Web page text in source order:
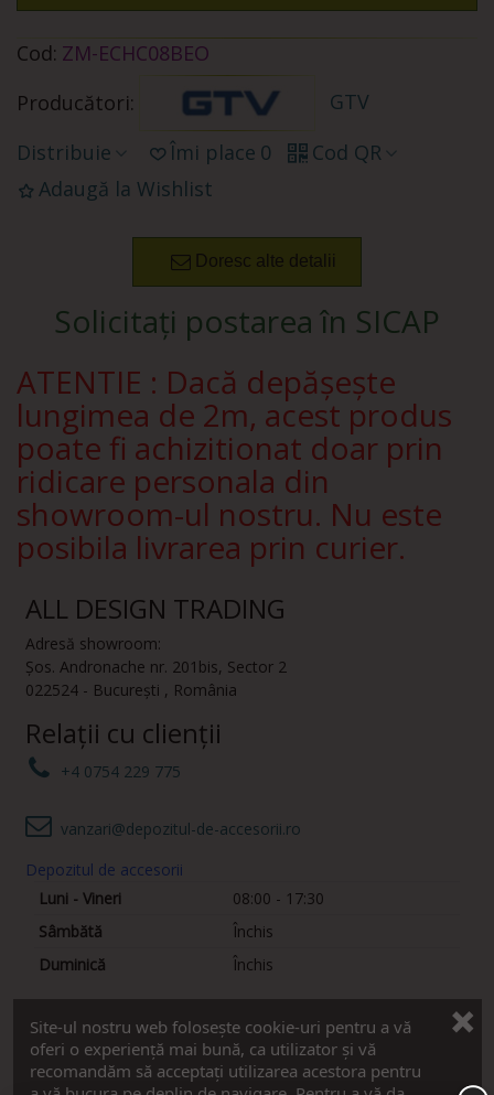
Cod: ZM-ECHC08BEO
Producători:
GTV
Distribuie
Îmi place 0
Cod QR
Adaugă la Wishlist
Doresc alte detalii
Solicitați postarea în SICAP
ATENTIE : Dacă depășește
lungimea de 2m, acest produs
poate fi achizitionat doar prin
ridicare personala din
showroom-ul nostru. Nu este
posibila livrarea prin curier.
ALL DESIGN TRADING
Adresă showroom:
Șos. Andronache nr. 201bis, Sector 2
022524 - București , România
Relații cu clienții
+4 0754 229 775
vanzari@depozitul-de-accesorii.ro
Depozitul de accesorii
Luni - Vineri
08:00 - 17:30
Sâmbătă
Închis
Duminică
Închis
Descriere
Site-ul nostru web folosește cookie-uri pentru a vă
oferi o experiență mai bună, ca utilizator și vă
recomandăm să acceptați utilizarea acestora pentru